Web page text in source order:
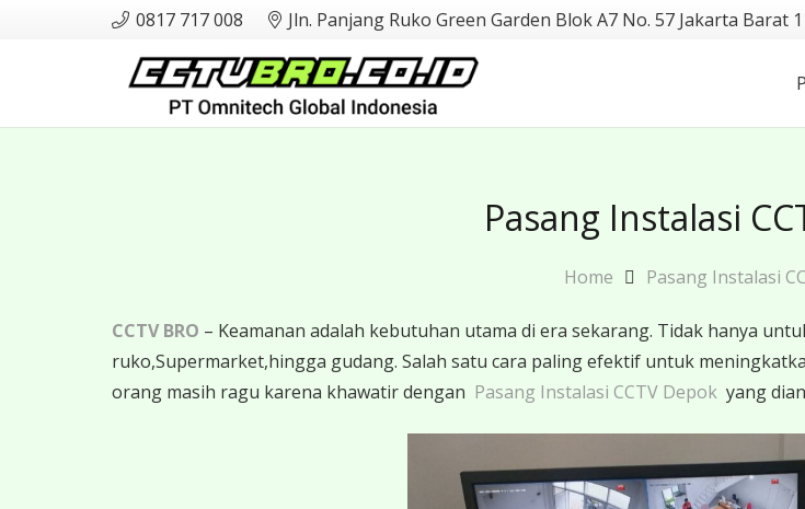
0817 717 008 Jln. Panjang Ruko Green Garden Blok A7 No. 57 Jakarta Barat
Pasang Instalasi
Home Pasang Instalasi
CCTV BRO – Keamanan adalah kebutuhan utama di era sekarang. Tidak hanya
ruko,Supermarket,hingga gudang. Salah satu cara paling efektif untuk
orang masih ragu karena khawatir dengan Pasang Instalasi CCTV Depok yang